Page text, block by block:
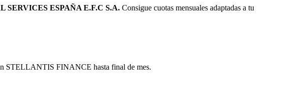
ESPAÑA E.F.C S.A. Consigue cuotas mensuales adaptadas a tu
STELLANTIS FINANCE hasta final de mes.